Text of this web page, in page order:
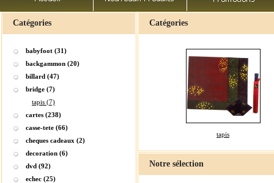
Catégories
babyfoot (31)
backgammon (20)
billard (47)
bridge (7)
tapis (7)
cartes (238)
casse-tete (66)
cheques cadeaux (2)
decoration (6)
dvd (92)
echec (25)
Catégories
tapis
Notre sélection